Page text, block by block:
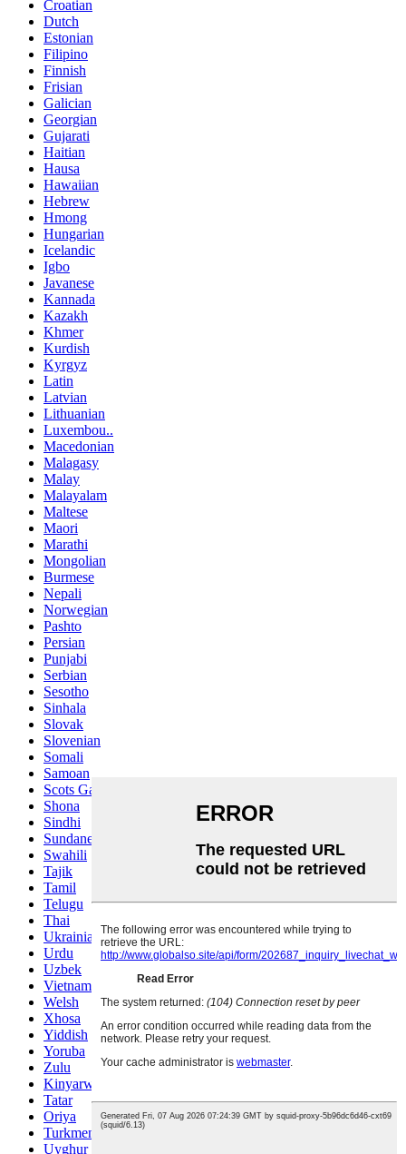
Croatian
Dutch
Estonian
Filipino
Finnish
Frisian
Galician
Georgian
Gujarati
Haitian
Hausa
Hawaiian
Hebrew
Hmong
Hungarian
Icelandic
Igbo
Javanese
Kannada
Kazakh
Khmer
Kurdish
Kyrgyz
Latin
Latvian
Lithuanian
Luxembou..
Macedonian
Malagasy
Malay
Malayalam
Maltese
Maori
Marathi
Mongolian
Burmese
Nepali
Norwegian
Pashto
Persian
Punjabi
Serbian
Sesotho
Sinhala
Slovak
Slovenian
Somali
Samoan
Scots Gaelic
Shona
Sindhi
Sundanese
Swahili
Tajik
Tamil
Telugu
Thai
Ukrainian
Urdu
Uzbek
Vietnamese
Welsh
Xhosa
Yiddish
Yoruba
Zulu
Kinyarwanda
Tatar
Oriya
Turkmen
Uyghur